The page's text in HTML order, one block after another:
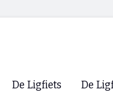
De Ligfiets De